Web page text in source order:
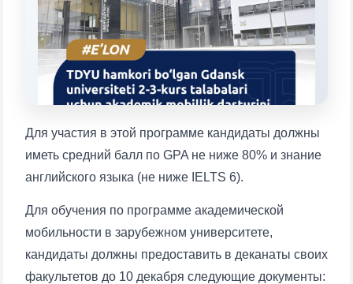
Для участия в этой программе кандидаты должны
иметь средний балл по GPA не ниже 80% и знание
английского языка (не ниже IELTS 6).
Для обучения по программе академической
мобильности в зарубежном университете,
кандидаты должны предоставить в деканаты своих
факультетов до 10 декабря следующие документы:
Выберите тему — затем появятся
конкретные вопросы:
3. Собеседование (бакалавр) (8)
7. Колл-центр (4)